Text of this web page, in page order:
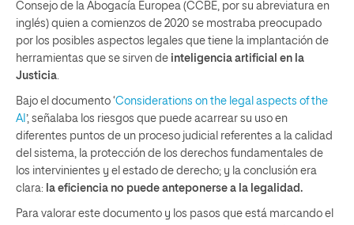
Consejo de la Abogacía Europea (CCBE, por su abreviatura en
inglés) quien a comienzos de 2020 se mostraba preocupado
por los posibles aspectos legales que tiene la implantación de
herramientas que se sirven de inteligencia artificial en la
Justicia.
Bajo el documento ‘Considerations on the legal aspects of the
AI ’, señalaba los riesgos que puede acarrear su uso en
diferentes puntos de un proceso judicial referentes a la calidad
del sistema, la protección de los derechos fundamentales de
los intervinientes y el estado de derecho; y la conclusión era
clara: la eficiencia no puede anteponerse a la legalidad.
Para valorar este documento y los pasos que está marcando el